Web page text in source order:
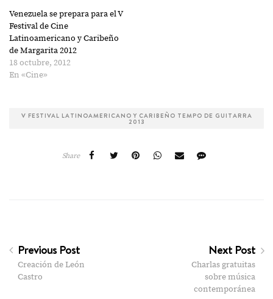
Venezuela se prepara para el V
Festival de Cine
Latinoamericano y Caribeño
de Margarita 2012
18 octubre, 2012
En «Cine»
V FESTIVAL LATINOAMERICANO Y CARIBEÑO TEMPO DE GUITARRA
2013
Share
Previous Post
Creación de León
Castro
Next Post
Charlas gratuitas
sobre música
contemporánea